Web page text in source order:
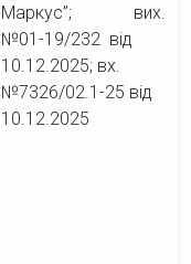
Маркус”; вих.
№01-19/232 від
10.12.2025; вх.
№7326/02.1-25 від
10.12.2025